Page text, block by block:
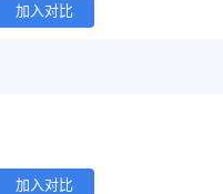
加入对比
加入对比